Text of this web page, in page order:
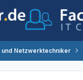
und Netzwerktechniker